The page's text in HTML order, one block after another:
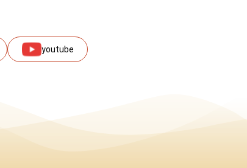
youtube